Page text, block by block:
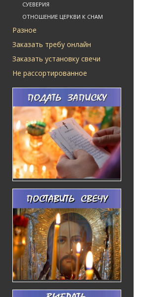
СУЕВЕРИЯ
ОТНОШЕНИЕ ЦЕРКВИ К СНАМ
Разное
Заказать требу онлайн
Заказать установку свечи
Не рассортированное